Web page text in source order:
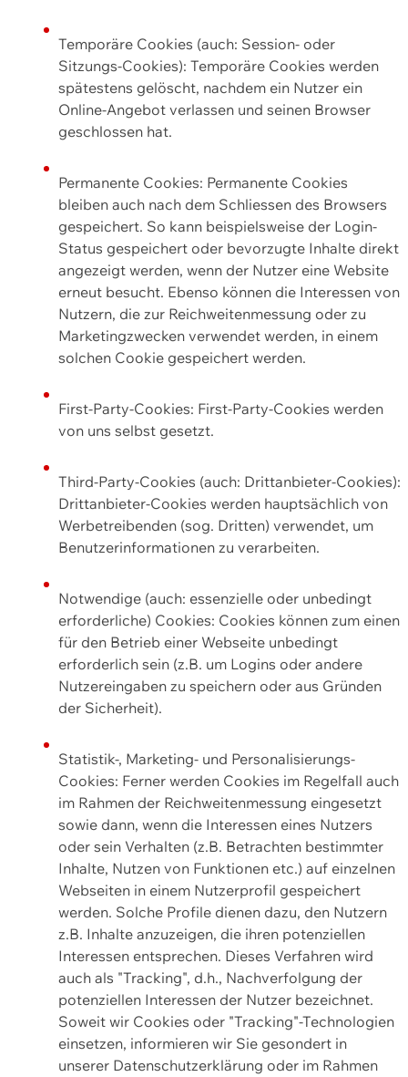
Temporäre Cookies (auch: Session- oder
Sitzungs-Cookies): Temporäre Cookies werden
spätestens gelöscht, nachdem ein Nutzer ein
Online-Angebot verlassen und seinen Browser
geschlossen hat.
Permanente Cookies: Permanente Cookies
bleiben auch nach dem Schliessen des Browsers
gespeichert. So kann beispielsweise der Login-
Status gespeichert oder bevorzugte Inhalte direkt
angezeigt werden, wenn der Nutzer eine Website
erneut besucht. Ebenso können die Interessen von
Nutzern, die zur Reichweitenmessung oder zu
Marketingzwecken verwendet werden, in einem
solchen Cookie gespeichert werden.
First-Party-Cookies: First-Party-Cookies werden
von uns selbst gesetzt.
Third-Party-Cookies (auch: Drittanbieter-Cookies):
Drittanbieter-Cookies werden hauptsächlich von
Werbetreibenden (sog. Dritten) verwendet, um
Benutzerinformationen zu verarbeiten.
Notwendige (auch: essenzielle oder unbedingt
erforderliche) Cookies: Cookies können zum einen
für den Betrieb einer Webseite unbedingt
erforderlich sein (z.B. um Logins oder andere
Nutzereingaben zu speichern oder aus Gründen
der Sicherheit).
Statistik-, Marketing- und Personalisierungs-
Cookies: Ferner werden Cookies im Regelfall auch
im Rahmen der Reichweitenmessung eingesetzt
sowie dann, wenn die Interessen eines Nutzers
oder sein Verhalten (z.B. Betrachten bestimmter
Inhalte, Nutzen von Funktionen etc.) auf einzelnen
Webseiten in einem Nutzerprofil gespeichert
werden. Solche Profile dienen dazu, den Nutzern
z.B. Inhalte anzuzeigen, die ihren potenziellen
Interessen entsprechen. Dieses Verfahren wird
auch als "Tracking", d.h., Nachverfolgung der
potenziellen Interessen der Nutzer bezeichnet.
Soweit wir Cookies oder "Tracking"-Technologien
einsetzen, informieren wir Sie gesondert in
unserer Datenschutzerklärung oder im Rahmen